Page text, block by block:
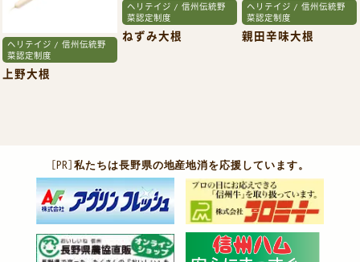
ヘリテイジ / 信州伝統野
菜認定制度
ねずみ大根
ヘリテイジ / 信州伝統野
菜認定制度
親田辛味大根
ヘリテイジ / 信州伝統野
菜認定制度
上野大根
［PR］ 私たちは長野県の地産地消を応援しています。